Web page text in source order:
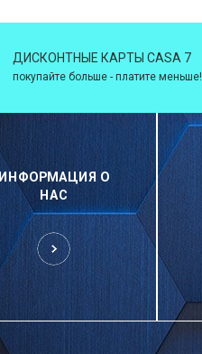
ДИСКОНТНЫЕ КАРТЫ CASA 7
покупайте больше - платите меньше!
ИНФОРМАЦИЯ О
НАС